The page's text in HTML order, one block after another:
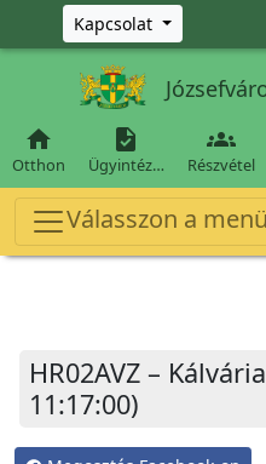
Ugrás a fő tartalomra
Kapcsolat

Otthon

Ügyintéz…

Részvétel
Válasszon a
HR02AVZ –
11:17:00)